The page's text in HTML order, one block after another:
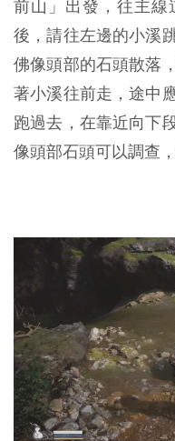
前山」出發，往主線
後，請往左邊的小溪
佛像頭部的石頭散落
著小溪往前走，途中
跑過去，在靠近向下
像頭部石頭可以調查